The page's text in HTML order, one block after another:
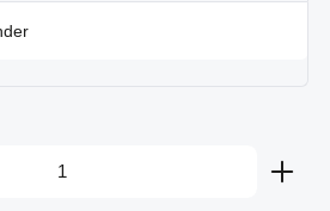
den gewünschten Wert ein